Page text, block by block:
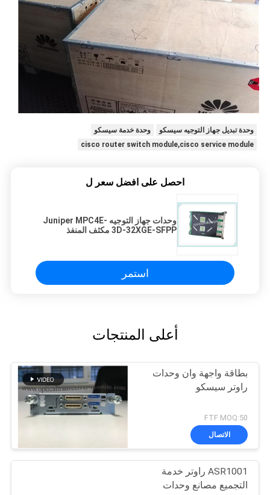
وحدة تبديل جهاز التوجيه سيسكو
وحدة خدمة سيسكو
cisco router switch module,cisco service module
احصل على افضل سعر ل
وحدات جهاز التوجيه Juniper MPC4E-
3D-32XGE-SFPP مكثف المنفذ
استمر
أعلى المنتجات
بطاقة واجهة وان وحدات
راوتر سيسكو
FTF MOQ:50
الاتصال
ASR1001 راوتر خدمة
التجميع مصانع وحدات